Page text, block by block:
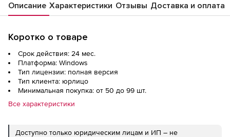
Описание Характеристики Отзывы Доставка и оплата
Коротко о товаре
Срок действия: 24 мес.
Платформа: Windows
Тип лицензии: полная версия
Тип клиента: юрлицо
Минимальная покупка: от 50 до 99 шт.
Все характеристики
Доступно только юридическим лицам и ИП – не